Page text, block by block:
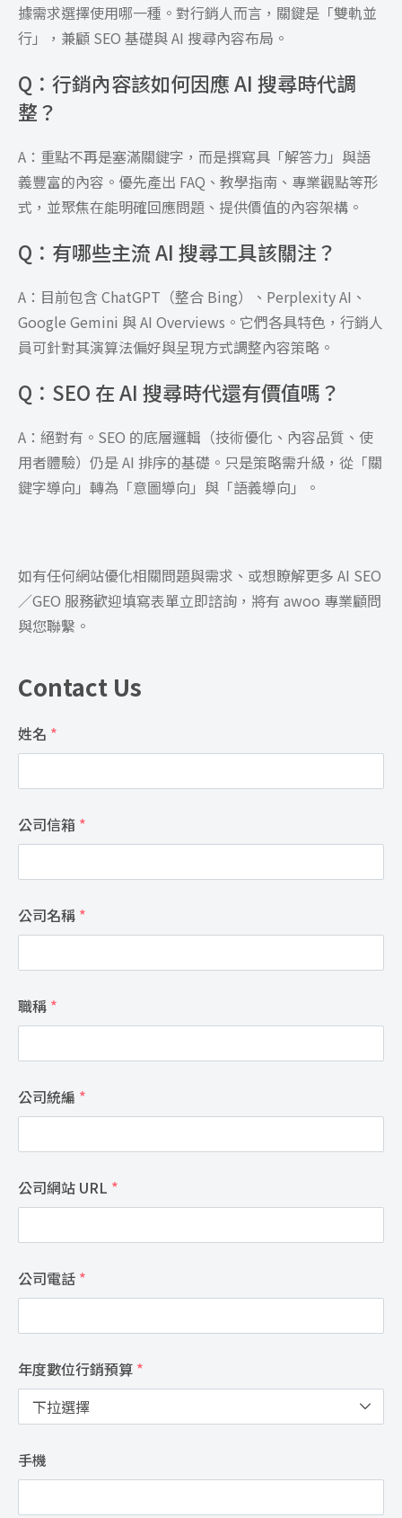
據需求選擇使用哪一種。對行銷人而言，關鍵是「雙軌並
行」，兼顧 SEO 基礎與 AI 搜尋內容布局。
Q：行銷內容該如何因應 AI 搜尋時代調
整？
A：重點不再是塞滿關鍵字，而是撰寫具「解答力」與語
義豐富的內容。優先產出 FAQ、教學指南、專業觀點等形
式，並聚焦在能明確回應問題、提供價值的內容架構。
Q：有哪些主流 AI 搜尋工具該關注？
A：目前包含 ChatGPT（整合 Bing）、Perplexity AI、
Google Gemini 與 AI Overviews。它們各具特色，行銷人
員可針對其演算法偏好與呈現方式調整內容策略。
Q：SEO 在 AI 搜尋時代還有價值嗎？
A：絕對有。SEO 的底層邏輯（技術優化、內容品質、使
用者體驗）仍是 AI 排序的基礎。只是策略需升級，從「關
鍵字導向」轉為「意圖導向」與「語義導向」。
如有任何網站優化相關問題與需求、或想瞭解更多 AI SEO
／GEO 服務歡迎填寫表單立即諮詢，將有 awoo 專業顧問
與您聯繫。
Contact Us
姓名 *
公司信箱 *
公司名稱 *
職稱 *
公司統編 *
公司網站 URL *
公司電話 *
年度數位行銷預算 *
手機